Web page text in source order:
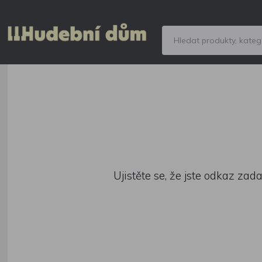
Ujistěte se, že jste odkaz